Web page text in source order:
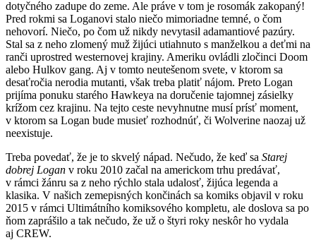
dotyčného zadupe do zeme. Ale práve v tom je rosomák zakopaný!
Pred rokmi sa Loganovi stalo niečo mimoriadne temné, o čom
nehovorí. Niečo, po čom už nikdy nevytasil adamantiové pazúry.
Stal sa z neho zlomený muž žijúci utiahnuto s manželkou a deťmi na
ranči uprostred westernovej krajiny. Ameriku ovládli zločinci Doom
alebo Hulkov gang. Aj v tomto neutešenom svete, v ktorom sa
desaťročia nerodia mutanti, však treba platiť nájom. Preto Logan
prijíma ponuku starého Hawkeya na doručenie tajomnej zásielky
krížom cez krajinu. Na tejto ceste nevyhnutne musí prísť moment,
v ktorom sa Logan bude musieť rozhodnúť, či Wolverine naozaj už
neexistuje.
Treba povedať, že je to skvelý nápad. Nečudo, že keď sa Starej
dobrej Logan v roku 2010 začal na americkom trhu predávať,
v rámci žánru sa z neho rýchlo stala udalosť, žijúca legenda a
klasika. V našich zemepisných končinách sa komiks objavil v roku
2015 v rámci Ultimátního komiksového kompletu, ale doslova sa po
ňom zaprášilo a tak nečudo, že už o štyri roky neskôr ho vydala
aj CREW.